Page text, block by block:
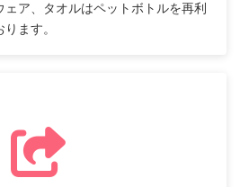
ア、タオルはペットボトルを再利
ます。